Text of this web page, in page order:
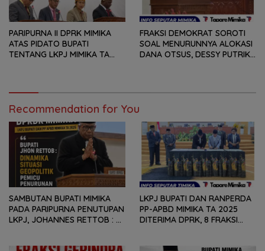
PARIPURNA II DPRK MIMIKA
ATAS PIDATO BUPATI
TENTANG LKPJ MIMIKA TA
FRAKSI DEMOKRAT SOROTI
SOAL MENURUNNYA ALOKASI
DANA OTSUS, DESSY PUTRIKA
BAGI OAP
Recommendation for You
SAMBUTAN BUPATI MIMIKA
PADA PARIPURNA PENUTUPAN
LKPJ, JOHANNES RETTOB :
LKPJ BUPATI DAN RANPERDA
PP-APBD MIMIKA TA 2025
DITERIMA DPRK, 8 FRAKSI